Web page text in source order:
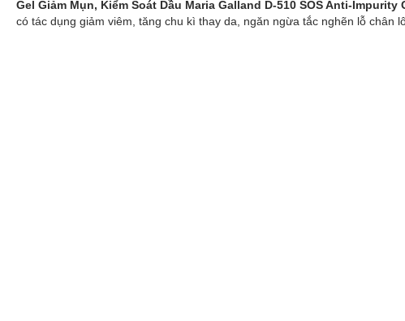
Gel Giảm Mụn, Kiểm Soát Dầu Maria Galland D-510 SOS Anti-Impurity
có tác dụng giảm viêm, tăng chu kì thay da, ngăn ngừa tắc nghẽn lỗ chân